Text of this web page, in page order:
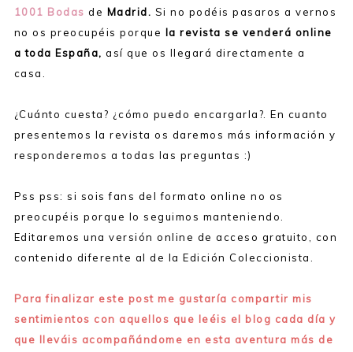
1001 Bodas de Madrid. Si no podéis pasaros a vernos
no os preocupéis porque la revista se venderá online
a toda España, así que os llegará directamente a
casa.
¿Cuánto cuesta? ¿cómo puedo encargarla?. En cuanto
presentemos la revista os daremos más información y
responderemos a todas las preguntas :)
Pss pss: si sois fans del formato online no os
preocupéis porque lo seguimos manteniendo.
Editaremos una versión online de acceso gratuito, con
contenido diferente al de la Edición Coleccionista.
Para finalizar este post me gustaría compartir mis
sentimientos con aquellos que leéis el blog cada día y
que lleváis acompañándome en esta aventura más de